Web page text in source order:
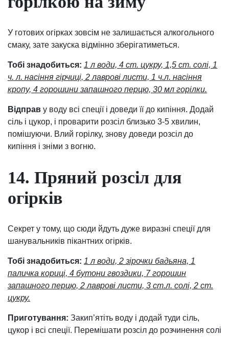
У готових огірках зовсім не залишається алкогольного
смаку, зате закуска відмінно зберігатиметься.
Тобі знадобиться: 1 л води, 4 ст. цукру, 1,5 ст. солі, 1
ч. л. насіння гірчиці, 2 лаврові листи, 1 ч.л. насіння
кропу, 4 горошини запашного перцю, 30 мл горілки.
Відправ у воду всі спеції і доведи її до кипіння. Додай
сіль і цукор, і проварити розсіл близько 3-5 хвилин,
помішуючи. Влий горілку, знову доведи розсіл до
кипіння і зніми з вогню.
14. Пряний розсіл для
огірків
Секрет у тому, що сюди йдуть дуже виразні спеції для
шанувальників пікантних огірків.
Тобі знадобиться: 1 л води, 2 зірочки бадьяна, 1
паличка кориці, 4 бутони гвоздики, 7 горошин
запашного перцю, 2 лаврові листи, 3 ст.л. солі, 2 ст.
цукру.
Приготування: Закип’ятіть воду і додай туди сіль,
цукор і всі спеції. Перемішати розсіл до розчинення солі